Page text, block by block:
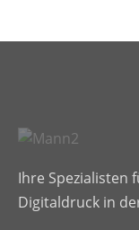
Ihre Spezialisten
Digitaldruck in